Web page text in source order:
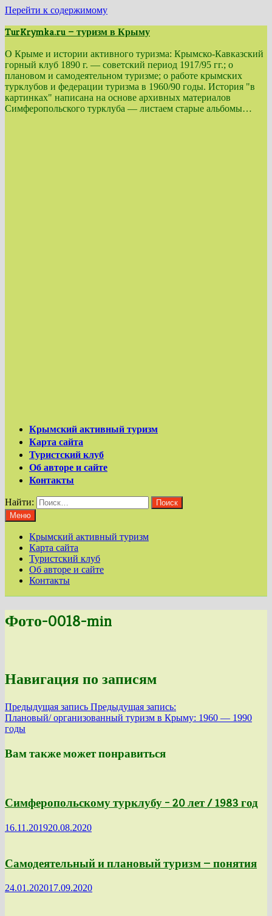
Перейти к содержимому
TurKrymka.ru — туризм в Крыму
О Крыме и истории активного туризма: Крымско-Кавказский
горный клуб 1890 г. — советский период 1917/95 гг.; о
плановом и самодеятельном туризме; о работе крымских
турклубов и федерации туризма в 1960/90 годы. История "в
картинках" написана на основе архивных материалов
Симферопольского турклуба — листаем старые альбомы…
Крымский активный туризм
Карта сайта
Туристский клуб
Об авторе и сайте
Контакты
Найти:
Меню
Крымский активный туризм
Карта сайта
Туристский клуб
Об авторе и сайте
Контакты
Фото-0018-min
Навигация по записям
Предыдущая запись Предыдущая запись:
Плановый/ организованный туризм в Крыму: 1960 — 1990
годы
Вам также может понравиться
Симферопольскому турклубу – 20 лет / 1983 год
16.11.201920.08.2020
Самодеятельный и плановый туризм — понятия
24.01.202017.09.2020